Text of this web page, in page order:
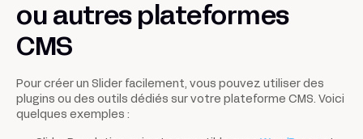
ou autres plateformes
CMS
Pour créer un Slider facilement, vous pouvez utiliser des
plugins ou des outils dédiés sur votre plateforme CMS. Voici
quelques exemples :